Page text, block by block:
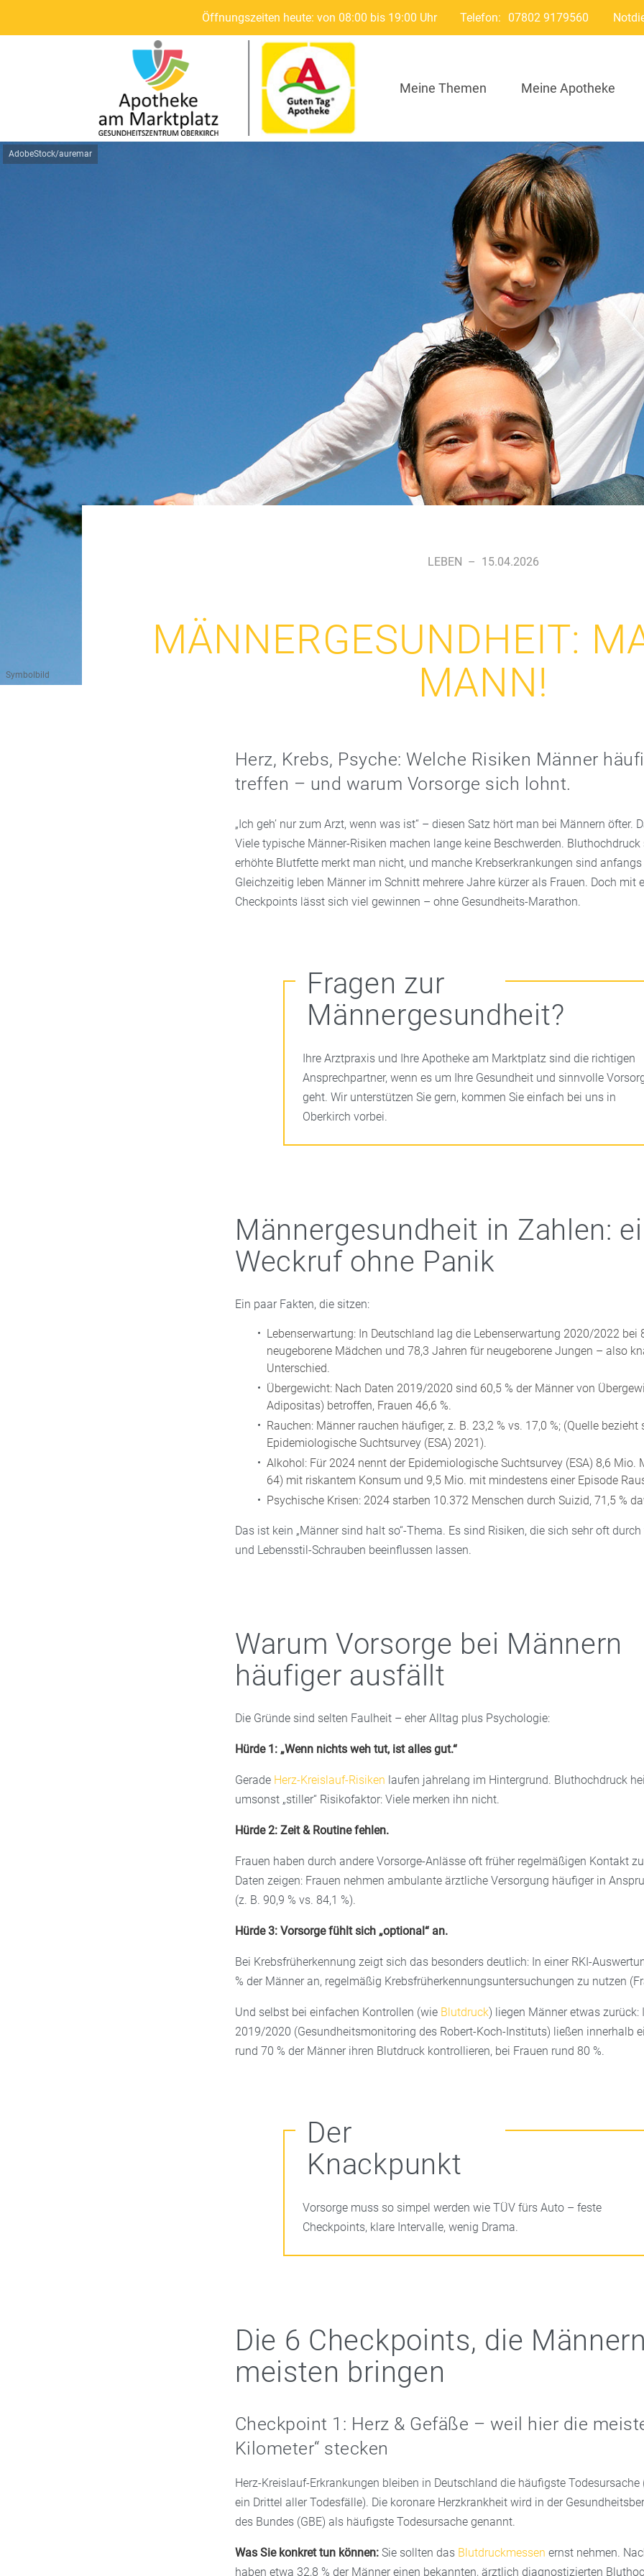
Öffnungszeiten heute: von 08:00 bis 19:00 Uhr Telefon: 07802 9179560
Meine Themen Meine Apotheke
AdobeStock/auremar
Symbolbild
LEBEN – 15.04.2026
MÄNNERGESUNDHEIT:
MANN!
Herz, Krebs, Psyche: Welche Risiken Männer
treffen – und warum Vorsorge sich lohnt.
„Ich geh’ nur zum Arzt, wenn was ist“ – diesen Satz hört man bei Männern öfter.
Viele typische Männer-Risiken machen lange keine Beschwerden.
erhöhte Blutfette merkt man nicht, und manche Krebserkrankungen sind
Gleichzeitig leben Männer im Schnitt mehrere Jahre kürzer als Frauen. Doch mit
Checkpoints lässt sich viel gewinnen – ohne Gesundheits-Marathon.
Fragen zur
Männergesundheit?
Ihre Arztpraxis und Ihre Apotheke am Marktplatz sind die richtigen
Ansprechpartner, wenn es um Ihre Gesundheit und sinnvolle
geht. Wir unterstützen Sie gern, kommen Sie einfach bei uns in
Oberkirch vorbei.
Männergesundheit in Zahlen:
Weckruf ohne Panik
Ein paar Fakten, die sitzen:
Lebenserwartung: In Deutschland lag die Lebenserwartung 2020/2022 bei
neugeborene Mädchen und 78,3 Jahren für neugeborene Jungen – also
Unterschied.
Übergewicht: Nach Daten 2019/2020 sind 60,5 % der Männer von
Adipositas) betroffen, Frauen 46,6 %.
Rauchen: Männer rauchen häufiger, z. B. 23,2 % vs. 17,0 %; (Quelle bezieht
Epidemiologische Suchtsurvey (ESA) 2021).
Alkohol: Für 2024 nennt der Epidemiologische Suchtsurvey (ESA) 8,6 Mio.
64) mit riskantem Konsum und 9,5 Mio. mit mindestens einer Episode
Psychische Krisen: 2024 starben 10.372 Menschen durch Suizid, 71,5 %
Das ist kein „Männer sind halt so“-Thema. Es sind Risiken, die sich sehr oft
und Lebensstil-Schrauben beeinflussen lassen.
Warum Vorsorge bei Männern
häufiger ausfällt
Die Gründe sind selten Faulheit – eher Alltag plus Psychologie:
Hürde 1: „Wenn nichts weh tut, ist alles gut.“
Gerade Herz-Kreislauf-Risiken laufen jahrelang im Hintergrund. Bluthochdruck
umsonst „stiller“ Risikofaktor: Viele merken ihn nicht.
Hürde 2: Zeit & Routine fehlen.
Frauen haben durch andere Vorsorge-Anlässe oft früher regelmäßigen Kontakt
Daten zeigen: Frauen nehmen ambulante ärztliche Versorgung häufiger in
(z. B. 90,9 % vs. 84,1 %).
Hürde 3: Vorsorge fühlt sich „optional“ an.
Bei Krebsfrüherkennung zeigt sich das besonders deutlich: In einer RKI-
% der Männer an, regelmäßig Krebsfrüherkennungsuntersuchungen zu nutzen
Und selbst bei einfachen Kontrollen (wie Blutdruck) liegen Männer etwas zurück:
2019/2020 (Gesundheitsmonitoring des Robert-Koch-Instituts) ließen innerhalb
rund 70 % der Männer ihren Blutdruck kontrollieren, bei Frauen rund 80 %.
Der
Knackpunkt
Vorsorge muss so simpel werden wie TÜV fürs Auto – feste
Checkpoints, klare Intervalle, wenig Drama.
Die 6 Checkpoints, die
meisten bringen
Checkpoint 1: Herz & Gefäße – weil hier die
Kilometer“ stecken
Herz-Kreislauf-Erkrankungen bleiben in Deutschland die häufigste Todesursache
ein Drittel aller Todesfälle). Die koronare Herzkrankheit wird in der
des Bundes (GBE) als häufigste Todesursache genannt.
Was Sie konkret tun können: Sie sollten das Blutdruckmessen ernst nehmen.
haben etwa 32,8 % der Männer einen bekannten, ärztlich diagnostizierten